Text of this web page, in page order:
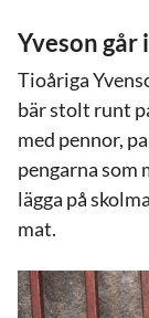
Yveson
Tioåriga
bär stolt runt
med pennor,
pengarna som
lägga på
mat.